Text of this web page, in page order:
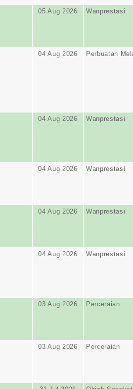
05 Aug 2026 Wanprestasi
04 Aug 2026 Perbuatan
04 Aug 2026 Wanprestasi
04 Aug 2026 Wanprestasi
04 Aug 2026 Wanprestasi
04 Aug 2026 Wanprestasi
03 Aug 2026 Perceraian
03 Aug 2026 Perceraian